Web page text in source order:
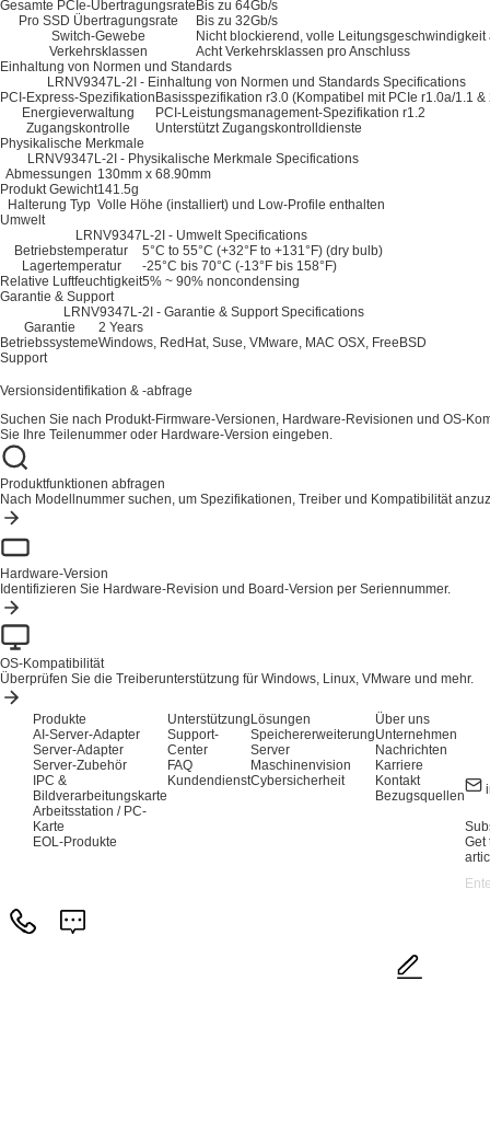
Gesamte PCIe-Übertragungsrate Bis zu 64Gb/s
Pro SSD Übertragungsrate
Bis zu 32Gb/s
Switch-Gewebe
Nicht blockierend, volle
Verkehrsklassen
Acht Verkehrsklassen pro Anschluss
Einhaltung von Normen und Standards
LRNV9347L-2I - Einhaltung von Normen und Standards Specifications
PCI-Express-Spezifikation Basisspezifikation r3.0 (Kompatibel mit PCIe r1.0a/1.1 &
Energieverwaltung
PCI-Leistungsmanagement-Spezifikation r1.2
Zugangskontrolle
Unterstützt Zugangskontrolldienste
Physikalische Merkmale
LRNV9347L-2I - Physikalische Merkmale Specifications
Abmessungen 130mm x 68.90mm
Produkt Gewicht141.5g
Halterung Typ Volle Höhe (installiert) und Low-Profile enthalten
Umwelt
LRNV9347L-2I - Umwelt Specifications
Betriebstemperatur
5°C to 55°C (+32°F to +131°F) (dry bulb)
Lagertemperatur
-25°C bis 70°C (-13°F bis 158°F)
Relative Luftfeuchtigkeit5% ~ 90% noncondensing
Garantie & Support
LRNV9347L-2I - Garantie & Support Specifications
Garantie
2 Years
BetriebssystemeWindows, RedHat, Suse, VMware, MAC OSX, FreeBSD
Support
Versionsidentifikation & -abfrage
Suchen Sie nach Produkt-Firmware-Versionen, Hardware-Revisionen und OS-
Sie Ihre Teilenummer oder Hardware-Version eingeben.
Produktfunktionen abfragen
Nach Modellnummer suchen, um Spezifikationen, Treiber und Kompatibilität
Hardware-Version
Identifizieren Sie Hardware-Revision und Board-Version per Seriennummer.
OS-Kompatibilität
Überprüfen Sie die Treiberunterstützung für Windows, Linux, VMware und mehr.
Produkte
AI-Server-Adapter
Server-Adapter
Server-Zubehör
IPC &
Bildverarbeitungskarte
Arbeitsstation / PC-
Karte
EOL-Produkte
Unterstützung
Support-
Center
FAQ
Kundendienst
Lösungen
Speichererweiterung
Server
Maschinenvision
Cybersicherheit
Über uns
Unternehmen
Nachrichten
Karriere
Kontakt
Bezugsquellen
Get